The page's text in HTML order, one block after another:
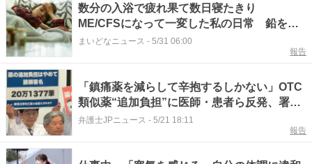
数分の入浴で疲れ果て数日寝たきり
ME/CFSになって一変した私の日常 鉛を背
負ったような倦怠感や頭がぼーっとするブレ
まいどなニュース - 5/31 06:00
報告
「鎮痛薬を減らして辛抱するしかない」OTC
類似薬“追加負担”に医師・患者ら反発、署名
20万筆超を提出
弁護士JPニュース - 5/21 18:11
報告